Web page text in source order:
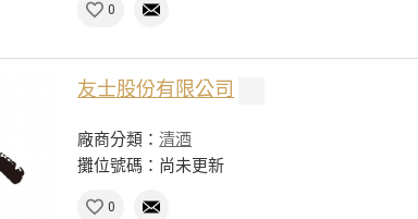
0
友士股份有限公司
廠商分類：清酒
攤位號碼：尚未更新
0